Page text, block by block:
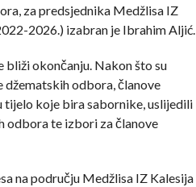
za predsjednika Medžlisa IZ
2026.) izabran je Ibrahim Aljić.
bliži okončanju. Nakon što su
odbora, članove
tijelo koje bira sabornike, uslijedili
odbora te izbori za članove
na području Medžlisa IZ Kalesija